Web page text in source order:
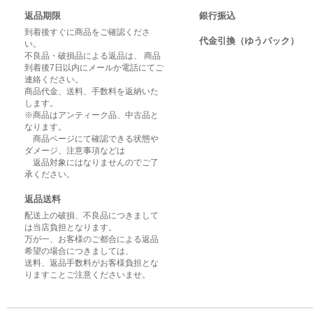
返品期限
到着後すぐに商品をご確認くださ
い。
不良品・破損品による返品は、 商品
到着後7日以内にメールか電話にてご
連絡ください。
商品代金、送料、手数料を返納いた
します。
※商品はアンティーク品、中古品と
なります。
商品ページにて確認できる状態や
ダメージ、注意事項などは
返品対象にはなりませんのでご了
承ください。
返品送料
配送上の破損、不良品につきまして
は当店負担となります。
万が一、お客様のご都合による返品
希望の場合につきましては、
送料、返品手数料がお客様負担とな
りますことご注意くださいませ。
銀行振込
代金引換（ゆうパック）